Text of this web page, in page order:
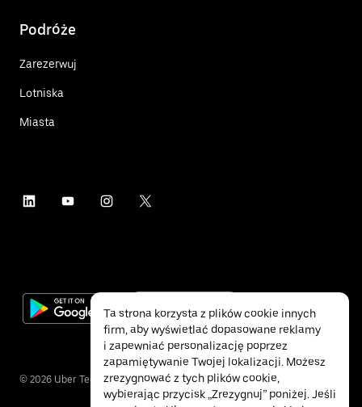
Podróże
Zarezerwuj
Lotniska
Miasta
© 2026 Uber Technologies Inc.
Ta strona korzysta z plików cookie innych
firm, aby wyświetlać dopasowane reklamy
i zapewniać personalizację poprzez
zapamiętywanie Twojej lokalizacji. Możesz
zrezygnować z tych plików cookie,
wybierając przycisk „Zrezygnuj” poniżej. Jeśli